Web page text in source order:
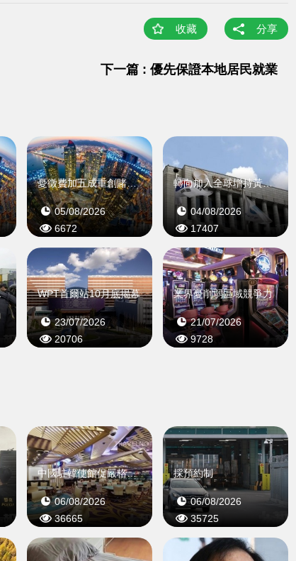
收藏 分享
下一篇 : 優先保證本地居民就業
憂徵費加五成重創賭場盈利
05/08/2026
6672
轉向加入全球增持黃金潮
04/08/2026
17407
錢 WPT首爾站10月底揭幕
23/07/2026
20706
業界憂削弱區域競爭力
21/07/2026
9728
中國駐韓使館促嚴格規範
06/08/2026
36665
採預約制
06/08/2026
35725